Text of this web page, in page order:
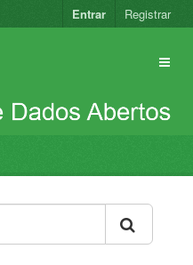
Entrar Registrar